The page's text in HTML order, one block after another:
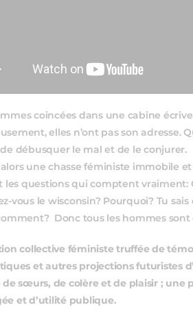
coincées dans une cabine
elles n’ont pas son adresse.
débusquer le mal et de le conjurer.
une chasse féministe immobile
les questions qui comptent vraiment:
vous le wisconsin? Pourquoi? Tu
Donc tous les hommes sont
collective féministe truffée de
et autres projections futuristes
de sœurs, de colère et de plaisir ; une
et d’utilité publique.